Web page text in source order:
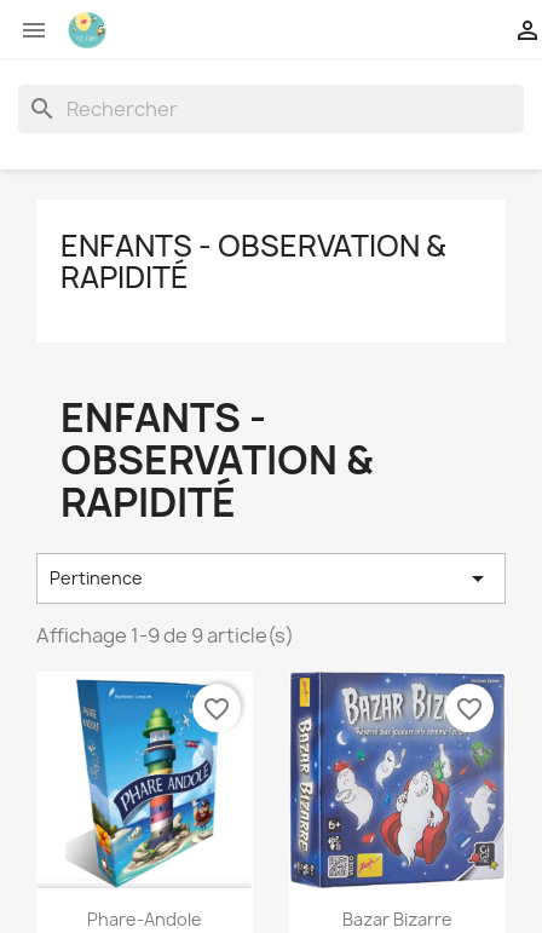
 
search
ENFANTS - OBSERVATION &
RAPIDITÉ
ENFANTS -
OBSERVATION &
RAPIDITÉ
Pertinence 
Affichage 1-9 de 9 article(s)
Aperçu rapide
Phare-Andole
favorite_border
Aperçu rapide
Bazar Bizarre
favorite_border